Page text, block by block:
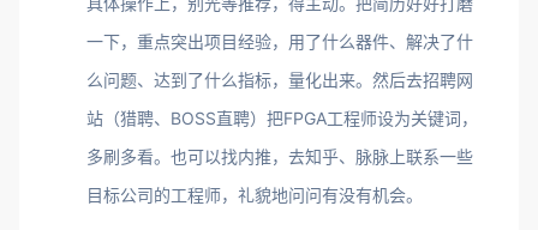
一下，重点突出项目经验，用了什么器件、解决了什
么问题、达到了什么指标，量化出来。然后去招聘网
站（猎聘、BOSS直聘）把FPGA工程师设为关键词，
多刷多看。也可以找内推，去知乎、脉脉上联系一些
目标公司的工程师，礼貌地问问有没有机会。